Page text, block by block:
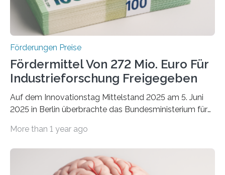
Förderungen Preise
Fördermittel Von 272 Mio. Euro Für
Industrieforschung Freigegeben
Auf dem Innovationstag Mittelstand 2025 am 5. Juni
2025 in Berlin überbrachte das Bundesministerium für
Überplanmäßige Verpflichtungsermächtigungen in
Woche vom Haushaltsausschuss freigegeben – unter
anderem zur Unterstützung der
More than 1 year ago